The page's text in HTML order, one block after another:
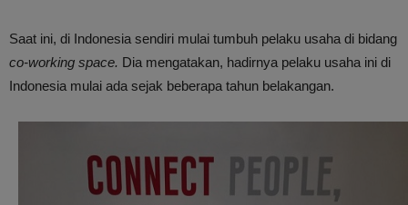
Saat ini, di Indonesia sendiri mulai tumbuh pelaku usaha di bidang
co-working space. Dia mengatakan, hadirnya pelaku usaha ini di
Indonesia mulai ada sejak beberapa tahun belakangan.